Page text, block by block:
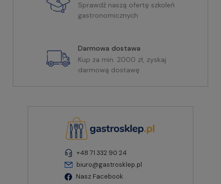
Sprawdź naszą ofertę szkoleń
gastronomicznych
Darmowa dostawa
Kup za min. 2000 zł, zyskaj
darmową dostawę
+48 71 332 90 24
biuro@gastrosklep.pl
Nasz Facebook